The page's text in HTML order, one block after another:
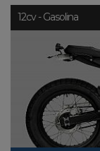
12cv - Gasolina